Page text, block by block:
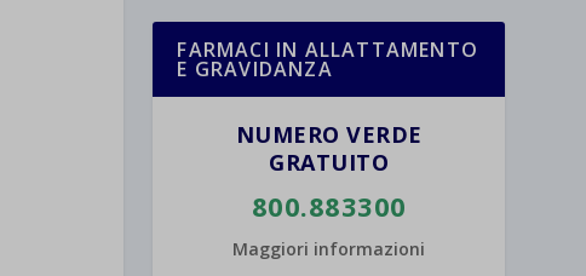
FARMACI IN ALLATTAMENTO
E GRAVIDANZA
NUMERO VERDE
GRATUITO
800.883300
Maggiori informazioni